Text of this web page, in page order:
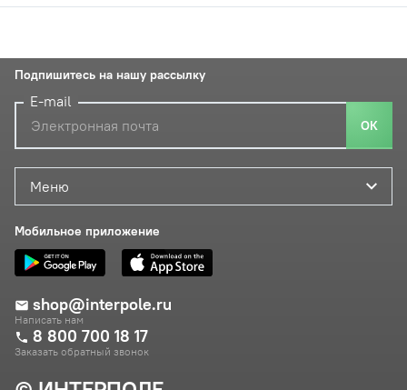
Меню
Мобильное приложение
shop@interpole.ru
Написать нам
8 800 700 18 17
Заказать обратный звонок
Подпишитесь на нашу рассылку
E-mail
ОК